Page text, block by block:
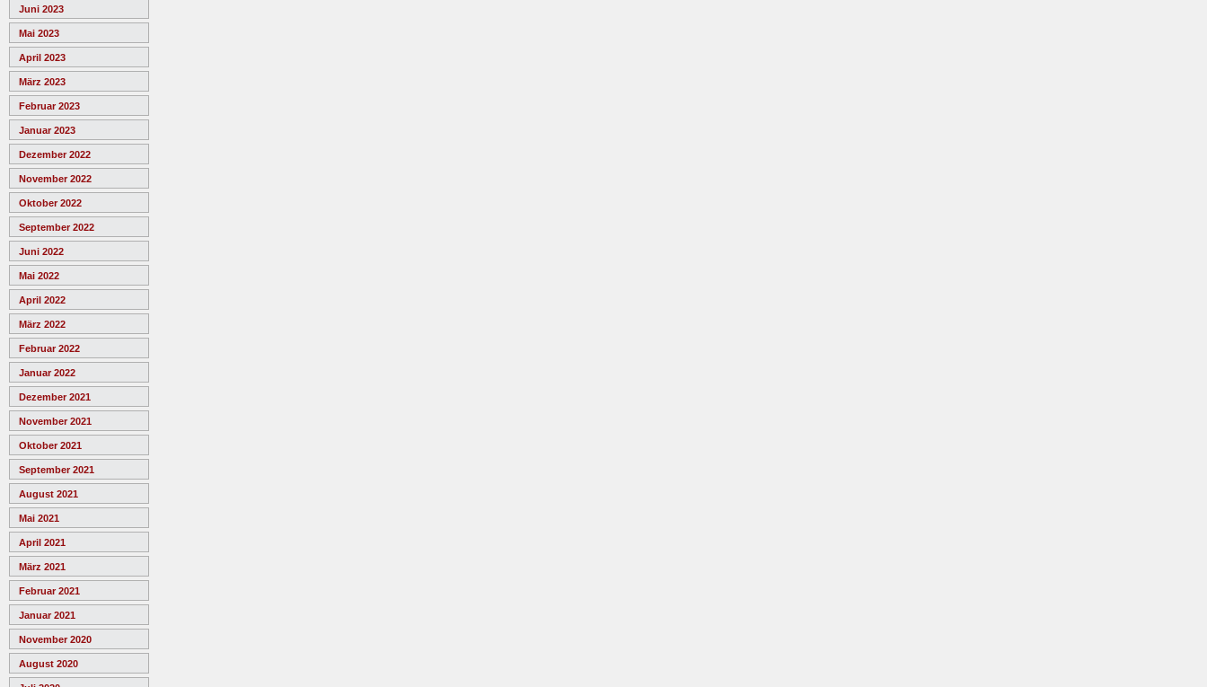
Juni 2023
Mai 2023
April 2023
März 2023
Februar 2023
Januar 2023
Dezember 2022
November 2022
Oktober 2022
September 2022
Juni 2022
Mai 2022
April 2022
März 2022
Februar 2022
Januar 2022
Dezember 2021
November 2021
Oktober 2021
September 2021
August 2021
Mai 2021
April 2021
März 2021
Februar 2021
Januar 2021
November 2020
August 2020